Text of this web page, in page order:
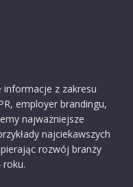
informacje z zakresu
employer brandingu,
najważniejsze
najciekawszych
rozwój branży